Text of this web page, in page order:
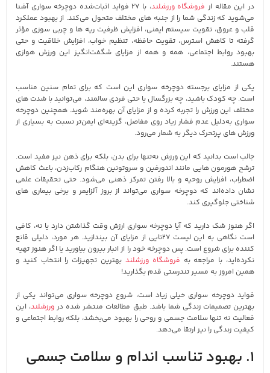
در این مقاله از فروشگاه ورزشلند
، با ۲۷ فواید اثبات‌شده دوچرخه‌ سواری آشنا
می‌شوید که زندگی شما را از جنبه‌ های مختلف متحول می‌کند. از بهبود عملکرد
قلب و عروق، تقویت سیستم ایمنی، افزایش ظرفیت ریه‌ ها و چربی‌ سوزی مؤثر
گرفته تا کاهش استرس، تقویت حافظه، تنظیم خواب، افزایش خلاقیت و حتی
بهبود روابط اجتماعی، همه و همه از مزایای شگفت‌انگیز این ورزش هوازی
هستند.
یکی از مزایای برجسته دوچرخه‌ سواری این است که برای تمام سنین مناسب
است. چه کودک باشید، چه بزرگسال یا حتی فردی سالمند، می‌توانید با شدت‌ های
مختلف این ورزش را تجربه کرده و از مزایای آن بهره‌مند شوید. همچنین دوچرخه‌
سواری به‌دلیل عدم فشار زیاد روی مفاصل، گزینه‌ای ایمن‌تر نسبت به بسیاری از
ورزش‌ های پرتحرک دیگر به شمار می‌رود.
جالب است بدانید که این ورزش نه‌تنها برای بدن، بلکه برای ذهن نیز مفید است.
ترشح هورمون‌ هایی مانند اندورفین و سروتونین هنگام رکاب‌زدن، باعث کاهش
اضطراب، افزایش روحیه و بالا رفتن تمرکز ذهنی می‌شود. حتی تحقیقات علمی
نشان داده‌اند که دوچرخه‌ سواری می‌تواند از بروز آلزایمر و برخی بیماری‌ های
شناختی جلوگیری کند.
اگر هنوز شک دارید که آیا دوچرخه‌ سواری ارزش وقت گذاشتن دارد یا نه، کافی
است نگاهی به این لیست ۲۷‌تایی از مزایای آن بیندازید. هر مورد، دلیلی قانع‌
کننده برای شروع است. پس دوچرخه خود را از انبار بیرون بیاورید یا اگر هنوز تهیه
نکرده‌اید، با مراجعه به فروشگاه ورزشلند بهترین تجهیزات را انتخاب کنید و
همین امروز به مسیر تندرستی قدم بگذارید!
فواید دوچرخه‌ سواری خیلی زیاد است، شروع دوچرخه‌ سواری می‌تواند یکی از
بهترین تصمیمات زندگی شما باشد. طبق مطالعات منتشر شده در ورزشلند، این
فعالیت نه‌ تنها سلامت جسمی و روحی را بهبود می‌بخشد، بلکه روابط اجتماعی و
کیفیت زندگی را نیز ارتقا می‌دهد.
1. بهبود تناسب اندام و سلامت جسمی